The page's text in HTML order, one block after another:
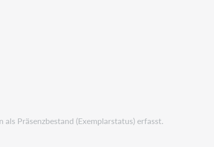
Präsenzbestand (Exemplarstatus) erfasst.